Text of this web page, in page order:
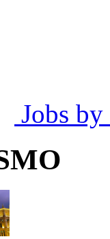
Jobs by